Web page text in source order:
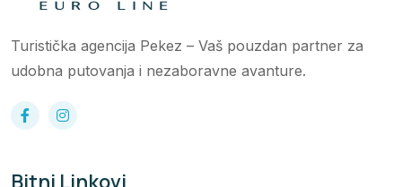
Turistička agencija Pekez – Vaš pouzdan partner za
udobna putovanja i nezaboravne avanture.